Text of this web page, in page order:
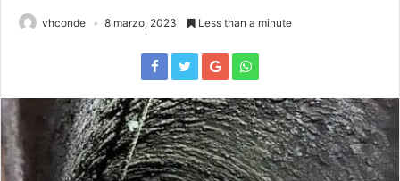
vhconde 8 marzo, 2023 Less than a minute